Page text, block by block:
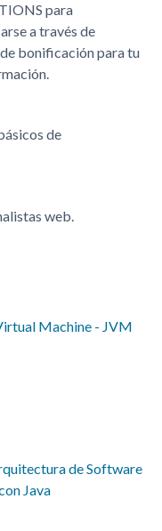
para
a través de
bonificación para tu
de
web.
Machine - JVM
de Software
Java